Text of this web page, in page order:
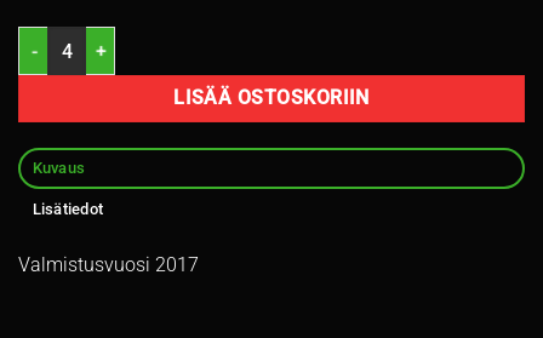
215/65R16 Goodyear UltraGrip Ice Arctic 98T nasta 7-8mm / 4V25
LISÄÄ OSTOSKORIIN
Kuvaus
Lisätiedot
Valmistusvuosi 2017